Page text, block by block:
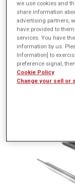
品質を担保するため
まれる磁気波形の忠
くりや管理が必要に
ジをAssyしてお客様
ばφ18とかφ20など
20ミクロンくらいで
精密な部品としての
we use cookies and
share information
advertising partners,
have provided to
services. You have
information by us.
Information] to
preference signal,
Cookie Policy
Change your sell or